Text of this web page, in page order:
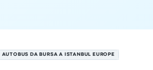
AUTOBUS DA BURSA A ISTANBUL EUROPE